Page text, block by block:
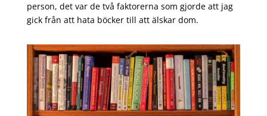
person, det var de två faktorerna som gjorde att jag
gick från att hata böcker till att älskar dom.